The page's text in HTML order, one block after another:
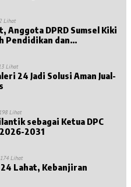
Lihat
Anggota DPRD Sumsel Kiki
Pendidikan dan
Lihat
24 Jadi Solusi Aman Jual-
198 Lihat
sebagai Ketua DPC
2031
174 Lihat
Lahat, Kebanjiran